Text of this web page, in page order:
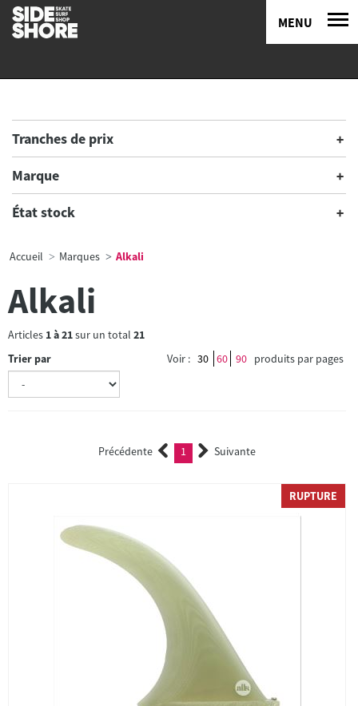
MENU
Tranches de prix
Marque
État stock
Accueil Marques Alkali
Alkali
Articles 1à21sur un total 21
Trier par
Voir : 30 60 90 produits par pages
Précédente 1 (current)Suivante
RUPTURE